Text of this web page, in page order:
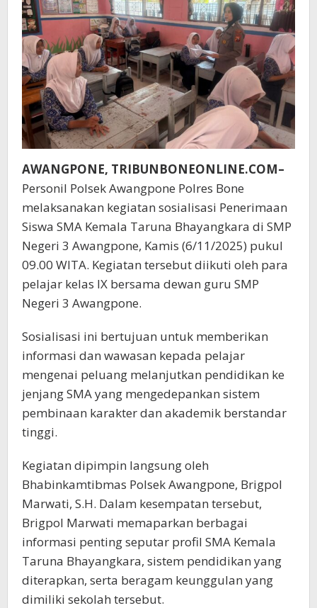
AWANGPONE, TRIBUNBONEONLINE.COM–
Personil Polsek Awangpone Polres Bone
melaksanakan kegiatan sosialisasi Penerimaan
Siswa SMA Kemala Taruna Bhayangkara di SMP
Negeri 3 Awangpone, Kamis (6/11/2025) pukul
09.00 WITA. Kegiatan tersebut diikuti oleh para
pelajar kelas IX bersama dewan guru SMP
Negeri 3 Awangpone.
Sosialisasi ini bertujuan untuk memberikan
informasi dan wawasan kepada pelajar
mengenai peluang melanjutkan pendidikan ke
jenjang SMA yang mengedepankan sistem
pembinaan karakter dan akademik berstandar
tinggi.
Kegiatan dipimpin langsung oleh
Bhabinkamtibmas Polsek Awangpone, Brigpol
Marwati, S.H. Dalam kesempatan tersebut,
Brigpol Marwati memaparkan berbagai
informasi penting seputar profil SMA Kemala
Taruna Bhayangkara, sistem pendidikan yang
diterapkan, serta beragam keunggulan yang
dimiliki sekolah tersebut.